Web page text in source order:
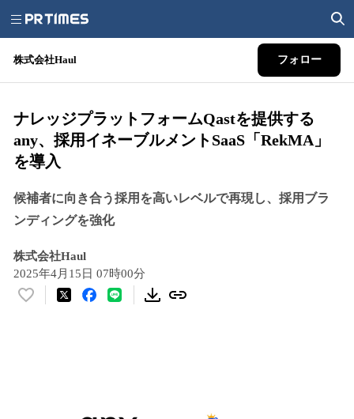
株式会社Haul フォロー
ナレッジプラットフォームQastを提供する
any、採用イネーブルメントSaaS「RekMA」
を導入
候補者に向き合う採用を高いレベルで再現し、採用ブラ
ンディングを強化
株式会社Haul
2025年4月15日 07時00分
い